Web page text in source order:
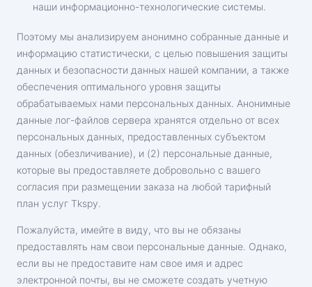
наши информационно-технологические системы.
Поэтому мы анализируем анонимно собранные данные и
информацию статистически, с целью повышения защиты
данных и безопасности данных нашей компании, а также
обеспечения оптимального уровня защиты
обрабатываемых нами персональных данных. Анонимные
данные лог-файлов сервера хранятся отдельно от всех
персональных данных, предоставленных субъектом
данных (обезличивание), и (2) персональные данные,
которые вы предоставляете добровольно с вашего
согласия при размещении заказа на любой тарифный
план услуг Tkspy.
Пожалуйста, имейте в виду, что вы не обязаны
предоставлять нам свои персональные данные. Однако,
если вы не предоставите нам свое имя и адрес
электронной почты, вы не сможете создать учетную